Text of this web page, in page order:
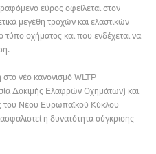
εύρος οφείλεται στον
μεγέθη τροχών και ελαστικών
τύπο οχήματος και που ενδέχεται να
στο νέο κανονισμό WLTP
Δοκιμής Ελαφρών Οχημάτων) και
του Νέου Ευρωπαϊκού Κύκλου
η δυνατότητα σύγκρισης